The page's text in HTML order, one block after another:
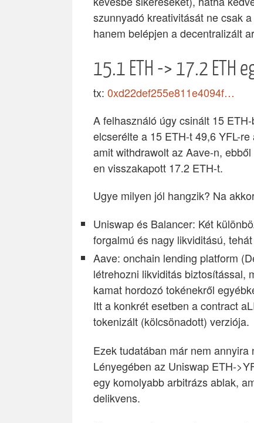
szunnyadó kreativitását ne csak
hanem belépjen a decentralizált
15.1 ETH -> 17.2 ETH
tx: 0xd22def255e811e4094f…
A felhasználó úgy csinált 15
elcserélte a 15 ETH-t 49,6 YFL-
amit withdrawolt az Aave-n,
en visszakapott 17.2 ETH-t.
Ugye milyen jól hangzik? Na
Uniswap és Balancer: Két
forgalmú és nagy likviditású,
Aave: onchain lending platform
létrehozni likviditás biztosítással,
kamat hordozó tokénekről
Itt a konkrét esetben a contract
tokenizált (kölcsönadott) verziója.
Ezek tudatában már nem
Lényegében az Uniswap ETH-
egy komolyabb arbitrázs ablak,
delikvens.